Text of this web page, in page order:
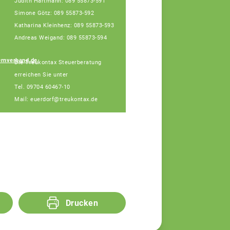
Simone Götz: 089 55873-592
Katharina Kleinhenz: 089 55873-593
Andreas Weigand: 089 55873-594
Die Treukontax Steuerberatung
erreichen Sie unter
Tel. 09704 60467-10
Mail: euerdorf@treukontax.de
Drucken